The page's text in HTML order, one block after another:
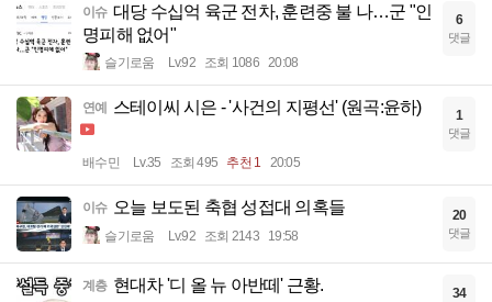
이슈 대당 수십억 육군 전차, 훈련중 불 나…군 "인
명피해 없어"
슬기로움 Lv.92 조회 1086 20:08
6
댓글
연예 스테이씨 시은 - '사건의 지평선' (원곡:윤하)
배수민 Lv.35 조회 495 추천 1 20:05
1
댓글
이슈 오늘 보도된 축협 성접대 의혹들
슬기로움 Lv.92 조회 2143 19:58
20
댓글
계층 현대차 '디 올 뉴 아반떼' 근황. 34